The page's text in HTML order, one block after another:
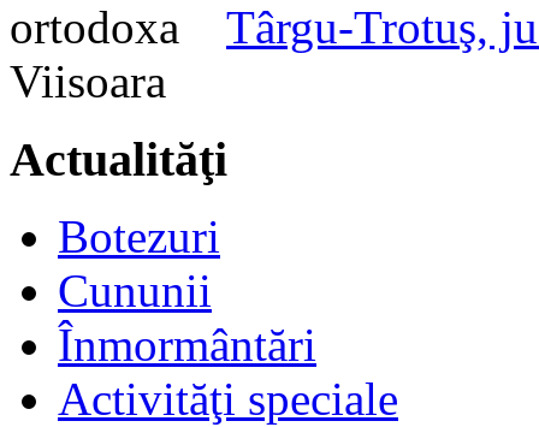
Târgu-Trotuş,
Actualităţi
Botezuri
Cununii
Înmormântări
Activităţi speciale